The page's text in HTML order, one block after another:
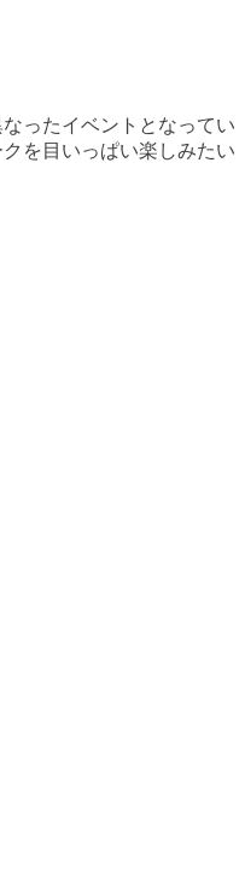
ったイベントとなってい
を目いっぱい楽しみたい